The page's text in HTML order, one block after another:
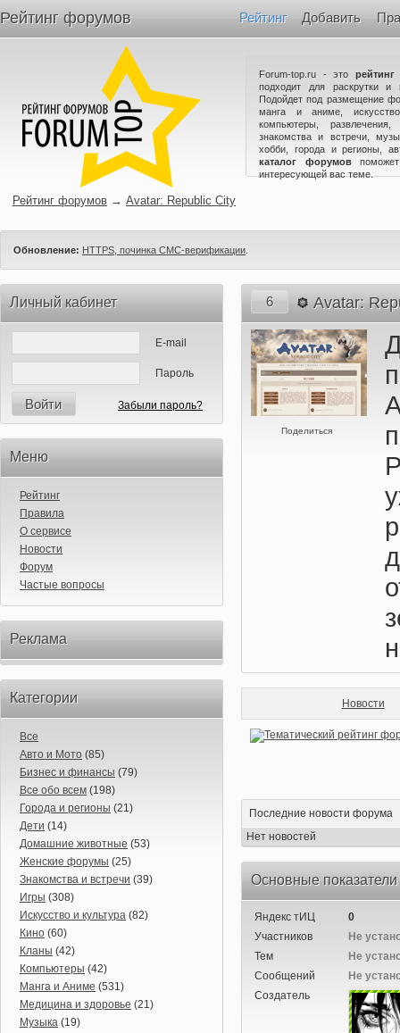
Рейтинг форумов Рейтинг Добавить
Forum-top.ru - это
подходит для раскрутки и
Подойдет под размещение
манга и аниме,
компьютеры,
знакомства и встречи,
хобби, города и регионы,
каталог форумов
интересующей вас теме.
Рейтинг форумов → Avatar: Republic City
Обновление: HTTPS, починка СМС-верификации
Личный кабинет
E-mail
Пароль
Войти Забыли пароль?
Меню
Рейтинг
Правила
О сервисе
Новости
Форум
Частые вопросы
Реклама
Категории
Все
Авто и Мото (85)
Бизнес и финансы (79)
Все обо всем (198)
Города и регионы (21)
Дети (14)
Домашние животные (53)
Женские форумы (25)
Знакомства и встречи (39)
Игры (308)
Искусство и культура (82)
Кино (60)
Кланы (42)
Компьютеры (42)
Манга и Аниме (531)
Медицина и здоровье (21)
Музыка (19)
6 Avatar:
Поделиться
Новости
Последние новости форума
Нет новостей
Основные
Яндекс тИЦ
0
Участников
Не
Тем
Не
Сообщений
Не
Создатель